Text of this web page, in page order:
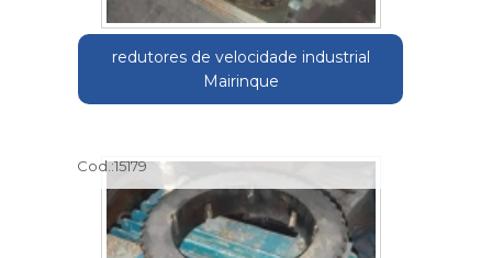
redutores de velocidade industrial
Mairinque
Cod.:15179